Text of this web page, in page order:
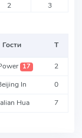
2 3
Гости Т
17 2
In 0
Hua 7